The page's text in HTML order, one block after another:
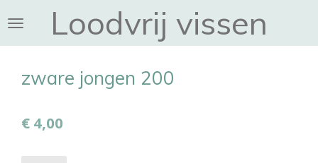
direct
naar
hoofdinhoud
Loodvrij vissen
zware jongen 200
€ 4,00